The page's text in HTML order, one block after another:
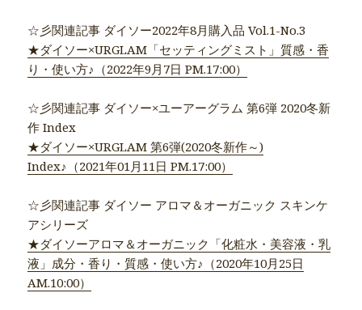
☆彡関連記事 ダイソー2022年8月購入品 Vol.1-No.3
★ダイソー×URGLAM「セッティングミスト」質感・香
り・使い方♪（2022年9月7日 PM.17:00）
☆彡関連記事 ダイソー×ユーアーグラム 第6弾 2020冬新
作 Index
★ダイソー×URGLAM 第6弾(2020冬新作～)
Index♪（2021年01月11日 PM.17:00）
☆彡関連記事 ダイソー アロマ＆オーガニック スキンケ
アシリーズ
★ダイソーアロマ＆オーガニック「化粧水・美容液・乳
液」成分・香り・質感・使い方♪（2020年10月25日
AM.10:00）